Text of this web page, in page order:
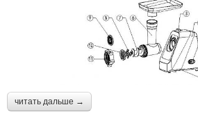
читать дальше →